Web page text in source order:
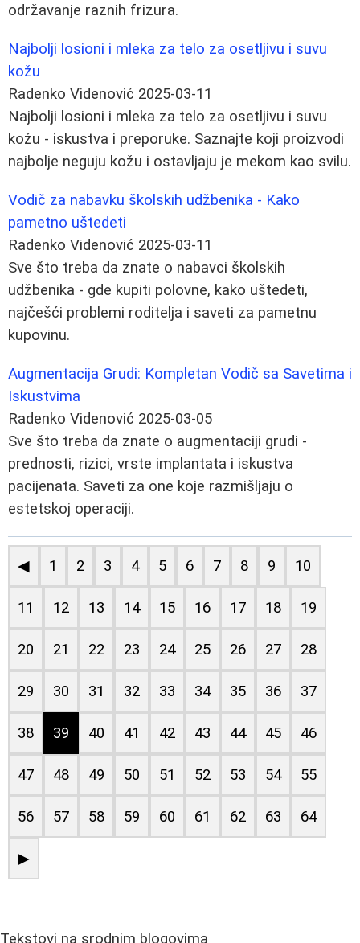
održavanje raznih frizura.
Najbolji losioni i mleka za telo za osetljivu i suvu
kožu
Radenko Videnović 2025-03-11
Najbolji losioni i mleka za telo za osetljivu i suvu
kožu - iskustva i preporuke. Saznajte koji proizvodi
najbolje neguju kožu i ostavljaju je mekom kao svilu.
Vodič za nabavku školskih udžbenika - Kako
pametno uštedeti
Radenko Videnović 2025-03-11
Sve što treba da znate o nabavci školskih
udžbenika - gde kupiti polovne, kako uštedeti,
najčešći problemi roditelja i saveti za pametnu
kupovinu.
Augmentacija Grudi: Kompletan Vodič sa Savetima i
Iskustvima
Radenko Videnović 2025-03-05
Sve što treba da znate o augmentaciji grudi -
prednosti, rizici, vrste implantata i iskustva
pacijenata. Saveti za one koje razmišljaju o
estetskoj operaciji.
◀ 1 2 3 4 5 6 7 8 9 10
11 12 13 14 15 16 17 18 19
20 21 22 23 24 25 26 27 28
29 30 31 32 33 34 35 36 37
38 39 40 41 42 43 44 45 46
47 48 49 50 51 52 53 54 55
56 57 58 59 60 61 62 63 64
▶
Tekstovi na srodnim blogovima